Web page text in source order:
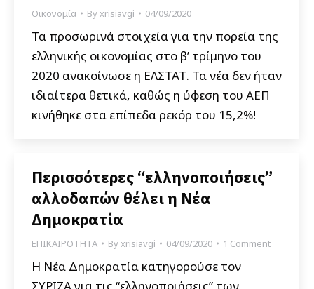
Οικονομία Byxrisiavgi 04/09/2020
Τα προσωρινά στοιχεία για την πορεία της
ελληνικής οικονομίας στο β’ τρίμηνο του
2020 ανακοίνωσε η ΕΛΣΤΑΤ. Τα νέα δεν ήταν
ιδιαίτερα θετικά, καθώς η ύφεση του ΑΕΠ
κινήθηκε στα επίπεδα ρεκόρ του 15,2%!
Περισσότερες “ελληνοποιήσεις”
αλλοδαπών θέλει η Νέα
Δημοκρατία
ΕΠΙΚΑΙΡΟΤΗΤΑ Byxrisiavgi 04/09/2020 1 Comment
Η Νέα Δημοκρατία κατηγορούσε τον